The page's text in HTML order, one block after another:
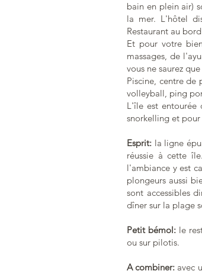
bain en plein air)
la mer. L'hôtel
Restaurant au
Et pour votre
massages, de
vous ne saurez
Piscine, centre de
volleyball, ping
L'île est entourée
snorkelling et
Esprit: la ligne
réussie à cette
l'ambiance y est
plongeurs aussi
sont accessibles
dîner sur la plage
Petit bémol: le
ou sur pilotis.
A combiner: avec